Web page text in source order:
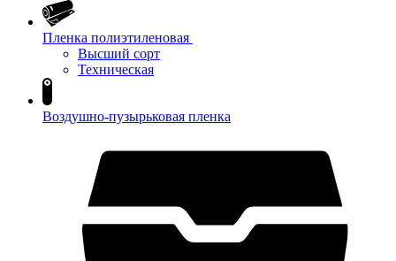
Пленка полиэтиленовая
Высший сорт
Техническая
Воздушно-пузырьковая пленка